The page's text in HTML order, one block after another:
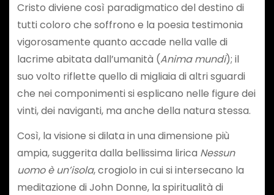
Cristo diviene così paradigmatico del destino di
tutti coloro che soffrono e la poesia testimonia
vigorosamente quanto accade nella valle di
lacrime abitata dall’umanità (Anima mundi); il
suo volto riflette quello di migliaia di altri sguardi
che nei componimenti si esplicano nelle figure dei
vinti, dei naviganti, ma anche della natura stessa.
Così, la visione si dilata in una dimensione più
ampia, suggerita dalla bellissima lirica Nessun
uomo è un’isola, crogiolo in cui si intersecano la
meditazione di John Donne, la spiritualità di